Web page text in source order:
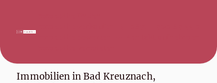
Immobilien in Bad Kreuznach,